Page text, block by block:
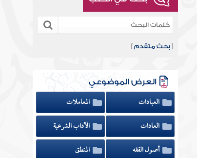
[بحث متقدم ]
العرض الموضوعي
العبادات
المعاملات
العادات
الآداب الشرعية
أصول الفقه
المنطق